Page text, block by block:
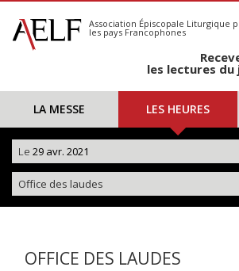
S'abonner
Calendrier
Association Épiscopale Liturgique
les pays Francophones
les lectures
LA MESSE LES HEURES
Le 29 avr. 2021
Office des laudes
OFFICE DES LAUDES